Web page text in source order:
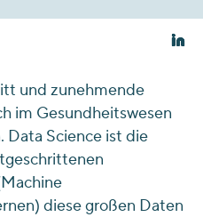
und zunehmende
im Gesundheitswesen
Data Science ist die
diese großen Daten